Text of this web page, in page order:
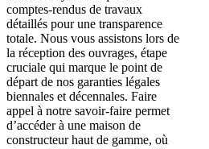
comptes-rendus de travaux
détaillés pour une transparence
totale. Nous vous assistons lors de
la réception des ouvrages, étape
cruciale qui marque le point de
départ de nos garanties légales
biennales et décennales. Faire
appel à notre savoir-faire permet
d’accéder à une maison de
constructeur haut de gamme, où